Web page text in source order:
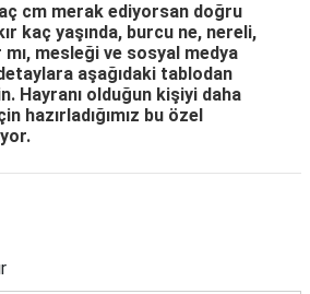
cm merak ediyorsan doğru
kaç yaşında, burcu ne, nereli,
mesleği ve sosyal medya
aşağıdaki tablodan
Hayranı olduğun kişiyi daha
hazırladığımız bu özel